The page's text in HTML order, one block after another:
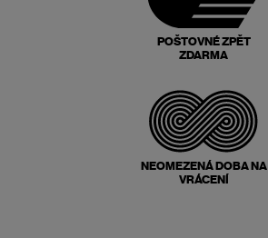
POŠTOVNÉ ZPĚT
ZDARMA
NEOMEZENÁ DOBA NA
VRÁCENÍ